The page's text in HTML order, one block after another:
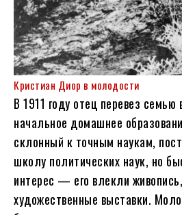
Кристиан Диор в молодости
В 1911 году отец перевез
начальное домашнее
склонный к точным наукам,
школу политических наук, но
интерес — его влекли
художественные выставки.